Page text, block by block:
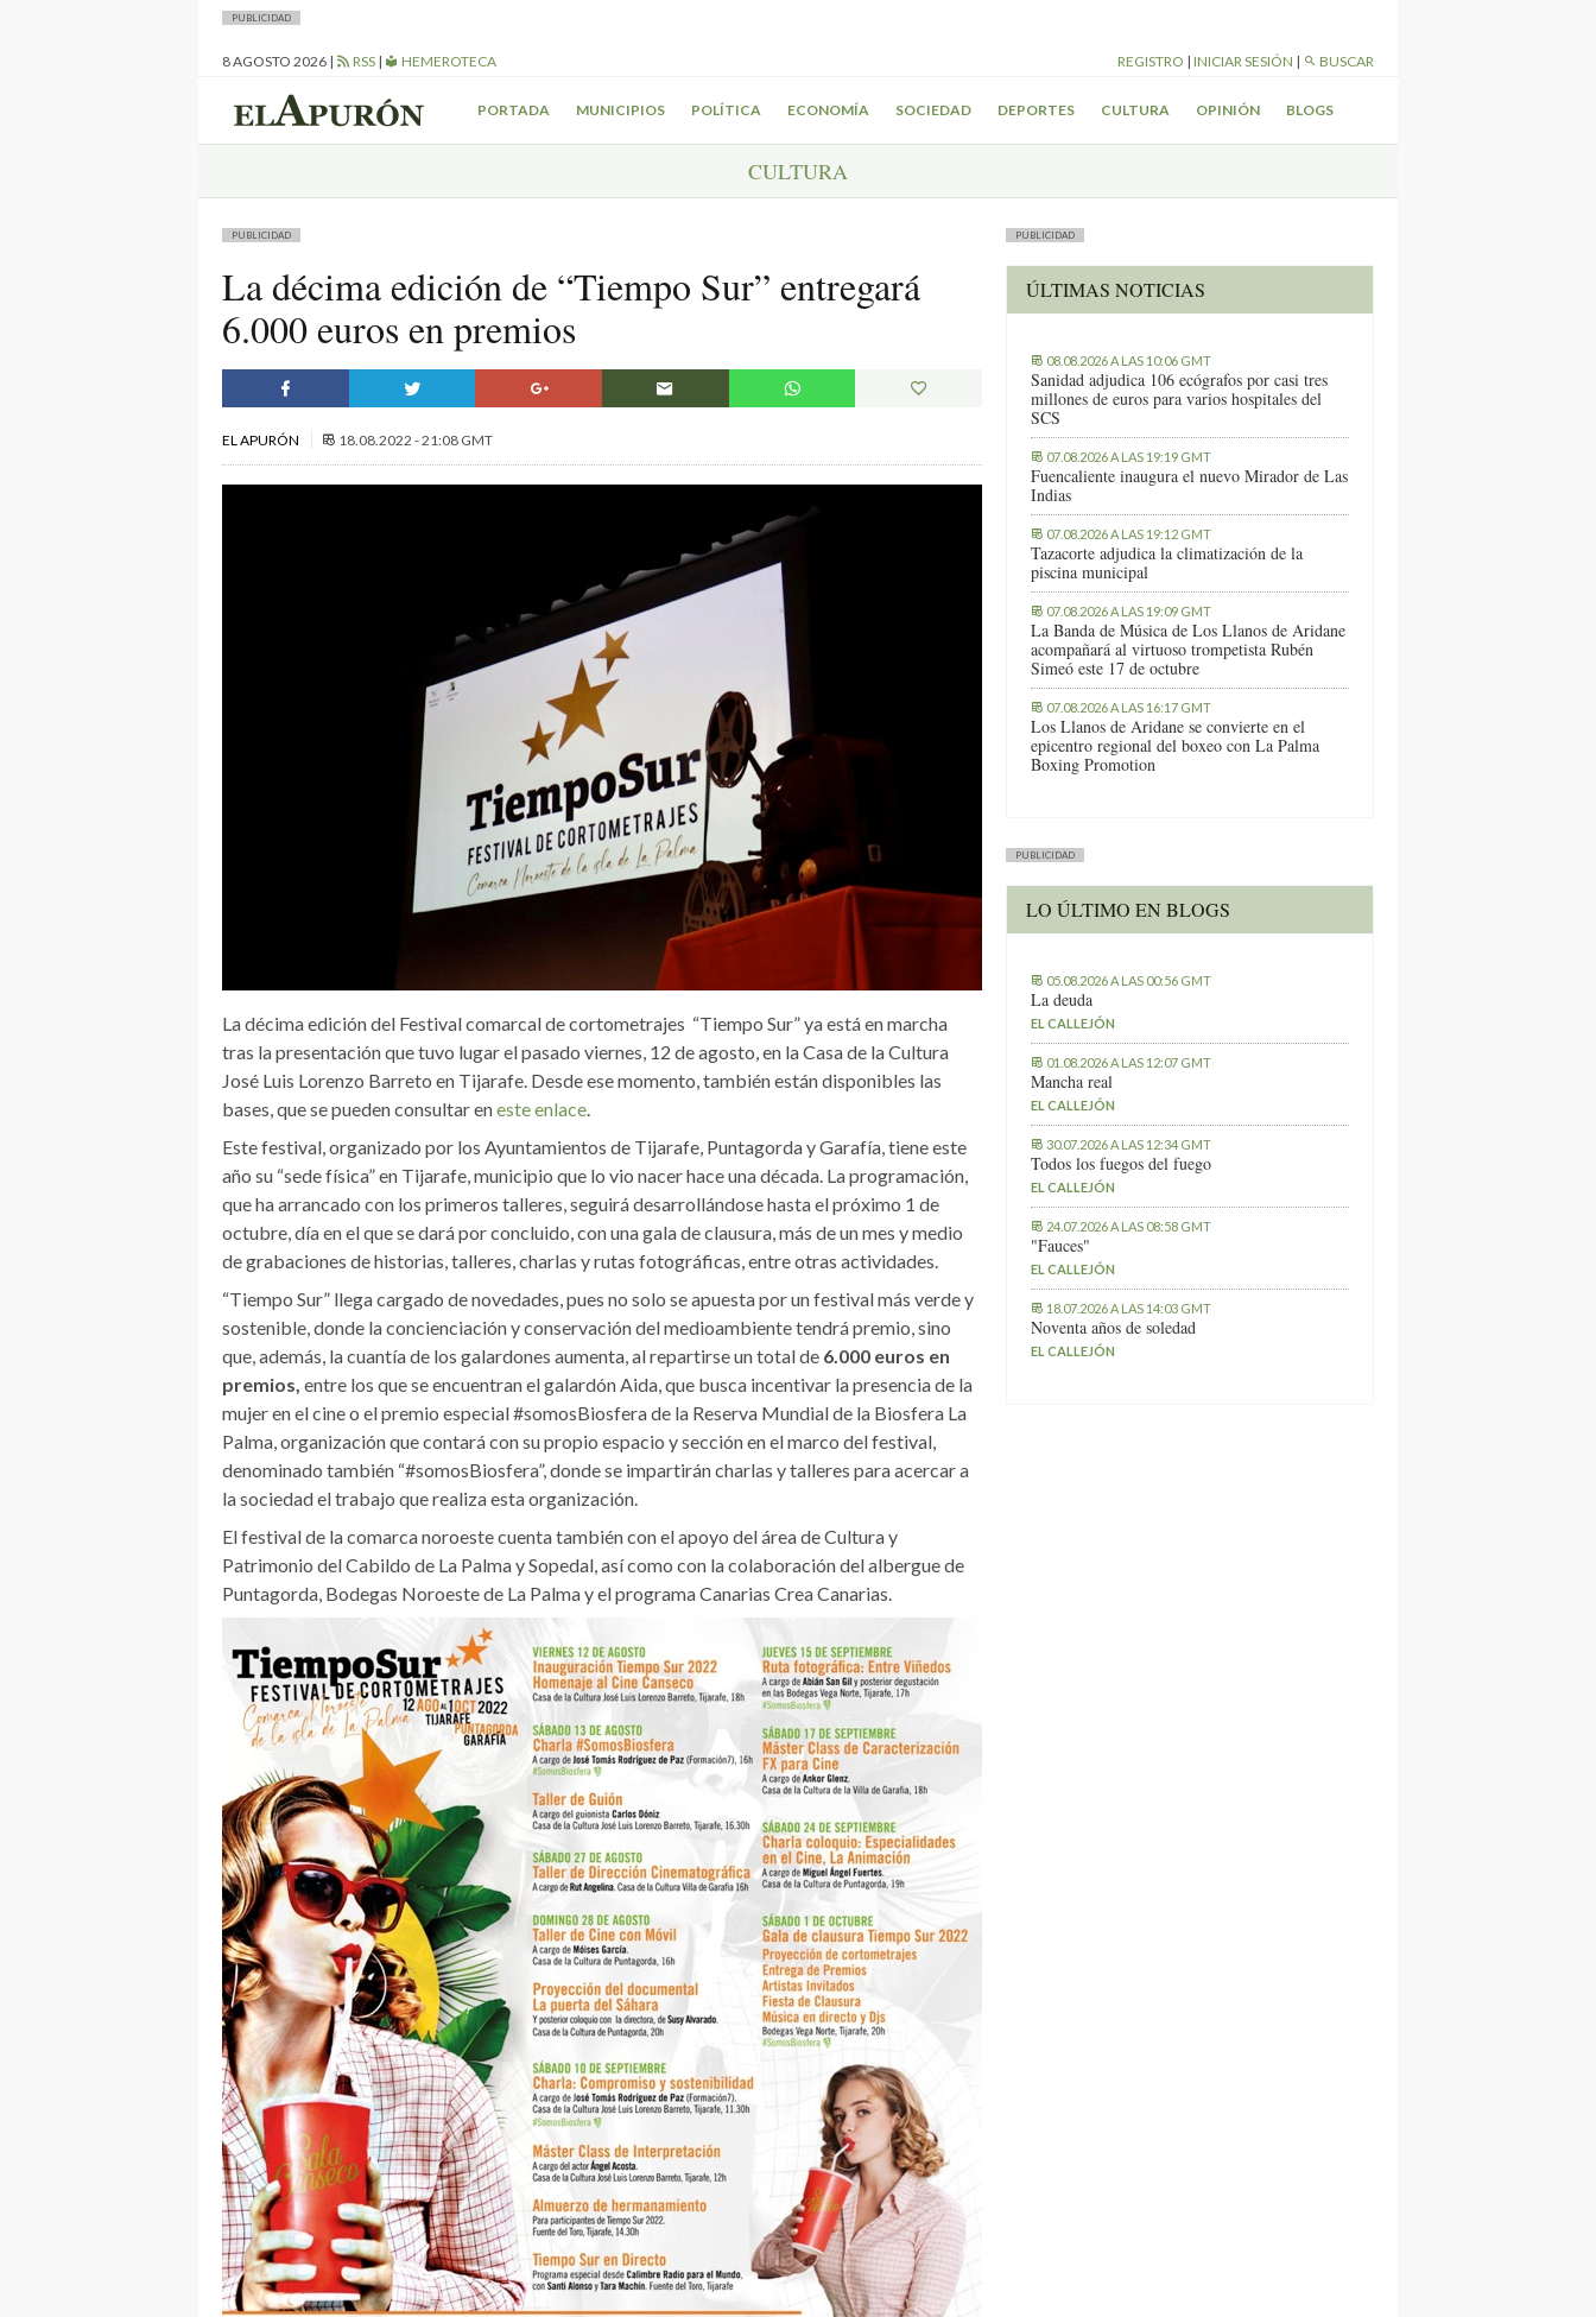
PUBLICIDAD
8 AGOSTO 2026 | RSS | HEMEROTECA REGISTRO | INICIAR SESIÓN | BUSCAR
PORTADA MUNICIPIOS POLÍTICA ECONOMÍA SOCIEDAD DEPORTES CULTURA OPINIÓN BLOGS
CULTURA
PUBLICIDAD
La décima edición de “Tiempo Sur” entregará
6.000 euros en premios
EL APURÓN 18.08.2022 - 21:08 GMT
La décima edición del Festival comarcal de cortometrajes “Tiempo Sur” ya está en marcha
tras la presentación que tuvo lugar el pasado viernes, 12 de agosto, en la Casa de la Cultura
José Luis Lorenzo Barreto en Tijarafe. Desde ese momento, también están disponibles las
bases, que se pueden consultar eneste enlace.
Este festival, organizado por los Ayuntamientos de Tijarafe, Puntagorda y Garafía, tiene este
año su “sede física” en Tijarafe, municipio que lo vio nacer hace una década. La programación,
que ha arrancado con los primeros talleres, seguirá desarrollándose hasta el próximo 1 de
octubre, día en el que se dará por concluido, con una gala de clausura, más de un mes y medio
de grabaciones de historias, talleres, charlas y rutas fotográficas, entre otras actividades.
“Tiempo Sur” llega cargado de novedades, pues no solo se apuesta por un festival más verde y
sostenible, donde la concienciación y conservación del medioambiente tendrá premio, sino
que, además, la cuantía de los galardones aumenta, al repartirse un total de 6.000 euros en
premios, entre los que se encuentran el galardón Aida, que busca incentivar la presencia de la
mujer en el cine o el premio especial #somosBiosfera de la Reserva Mundial de la Biosfera La
Palma, organización que contará con su propio espacio y sección en el marco del festival,
denominado también “#somosBiosfera”, donde se impartirán charlas y talleres para acercar a
la sociedad el trabajo que realiza esta organización.
El festival de la comarca noroeste cuenta también con el apoyo delárea de Cultura y
Patrimonio del Cabildo de La Palma y Sopedal, así como con la colaboracióndel albergue de
Puntagorda, Bodegas Noroeste de La Palma y el programa Canarias Crea Canarias.
PUBLICIDAD
ÚLTIMAS NOTICIAS
08.08.2026 A LAS 10:06 GMT
Sanidad adjudica 106 ecógrafos por casi tres
millones de euros para varios hospitales del
SCS
07.08.2026 A LAS 19:19 GMT
Fuencaliente inaugura el nuevo Mirador de Las
Indias
07.08.2026 A LAS 19:12 GMT
Tazacorte adjudica la climatización de la
piscina municipal
07.08.2026 A LAS 19:09 GMT
La Banda de Música de Los Llanos de Aridane
acompañará al virtuoso trompetista Rubén
Simeó este 17 de octubre
07.08.2026 A LAS 16:17 GMT
Los Llanos de Aridane se convierte en el
epicentro regional del boxeo con La Palma
Boxing Promotion
PUBLICIDAD
LO ÚLTIMO EN BLOGS
05.08.2026 A LAS 00:56 GMT
La deuda
EL CALLEJÓN
01.08.2026 A LAS 12:07 GMT
Mancha real
EL CALLEJÓN
30.07.2026 A LAS 12:34 GMT
Todos los fuegos del fuego
EL CALLEJÓN
24.07.2026 A LAS 08:58 GMT
"Fauces"
EL CALLEJÓN
18.07.2026 A LAS 14:03 GMT
Noventa años de soledad
EL CALLEJÓN